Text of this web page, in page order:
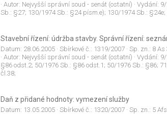
· Autor: Nejvyšší správní soud - senát (ostatní) · Vydání:
Sb.: §27; 130/1974 Sb.: §24 písm.e); 130/1974 Sb.:
Stavební řízení: údržba stavby. Správní řízení:
Datum: 28.06.2005· Sbírkové č.: 1319/2007· Sp. zn.: 8 As
· Autor: Nejvyšší správní soud - senát (ostatní) · Vydání:
§86 odst.2; 50/1976 Sb.: §86 odst.1; 50/1976 Sb.: §86;
čl.38;
Daň z přidané hodnoty: vymezení služby
Datum: 13.05.2005· Sbírkové č.: 1320/2007· Sp. zn.: 5